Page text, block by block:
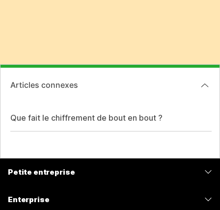
Articles connexes
Que fait le chiffrement de bout en bout ?
Petite entreprise
Enterprise